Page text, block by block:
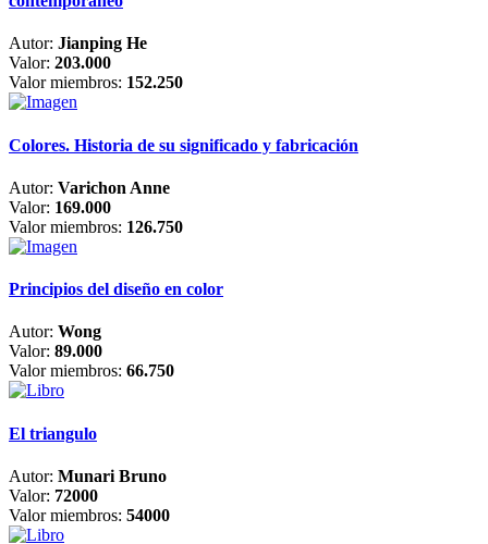
Autor: Jianping He
Valor: 203.000
Valor miembros: 152.250
Colores. Historia de su significado y fabricación
Autor: Varichon Anne
Valor: 169.000
Valor miembros: 126.750
Principios del diseño en color
Autor: Wong
Valor: 89.000
Valor miembros: 66.750
El triangulo
Autor: Munari Bruno
Valor: 72000
Valor miembros: 54000